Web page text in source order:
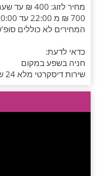
מחיר לזוג: 400 ₪ עד שעתיים.
700 ₪ מ 22:00 עד 10:00
המחירים לא כוללים
כדאי לדעת:
חניה בשפע במקום
שירות דיסקרטי מלא 24 שעות ביממה